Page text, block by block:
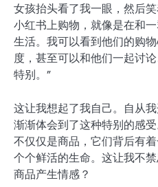
女孩抬头看了我一眼，然后
小红书上购物，就像是在和
生活。我可以看到他们的购
度，甚至可以和他们一起讨
特别。”
这让我想起了我自己。自从
渐渐体会到了这种特别的感
不仅仅是商品，它们背后有
个个鲜活的生命。这让我不
商品产生情感？